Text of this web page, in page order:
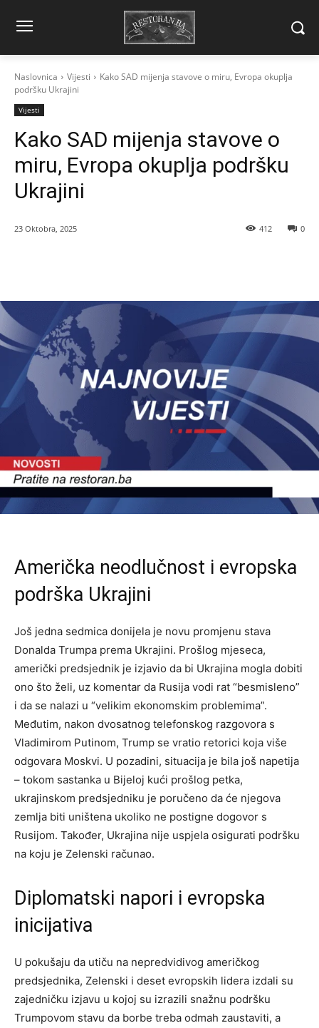
Naslovnica Vijesti
Kako SAD mijenja stavove o miru, Evropa okuplja
podršku Ukrajini
Vijesti
Kako SAD mijenja stavove o
miru, Evropa okuplja podršku
Ukrajini
23 Oktobra, 2025 0
412
Američka neodlučnost i evropska
podrška Ukrajini
Još jedna sedmica donijela je novu promjenu stava
Donalda Trumpa prema Ukrajini. Prošlog mjeseca,
američki predsjednik je izjavio da bi Ukrajina mogla dobiti
ono što želi, uz komentar da Rusija vodi rat “besmisleno”
i da se nalazi u “velikim ekonomskim problemima”.
Međutim, nakon dvosatnog telefonskog razgovora s
Vladimirom Putinom, Trump se vratio retorici koja više
odgovara Moskvi. U pozadini, situacija je bila još napetija
– tokom sastanka u Bijeloj kući prošlog petka,
ukrajinskom predsjedniku je poručeno da će njegova
zemlja biti uništena ukoliko ne postigne dogovor s
Rusijom. Također, Ukrajina nije uspjela osigurati podršku
na koju je Zelenski računao.
Diplomatski napori i evropska
inicijativa
U pokušaju da utiču na nepredvidivog američkog
predsjednika, Zelenski i deset evropskih lidera izdali su
zajedničku izjavu u kojoj su izrazili snažnu podršku
Trumpovom stavu da borbe treba odmah zaustaviti, a